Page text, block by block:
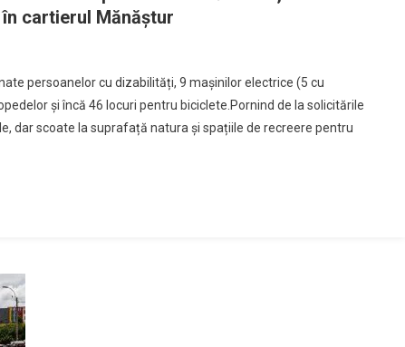
cartierul Mănăștur
persoanelor cu dizabilități, 9 mașinilor electrice (5 cu
și încă 46 locuri pentru biciclete.Pornind de la solicitările
dar scoate la suprafață natura și spațiile de recreere pentru